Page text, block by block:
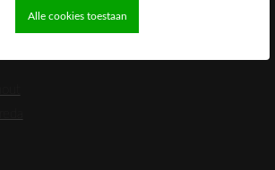
Alle cookies toestaan